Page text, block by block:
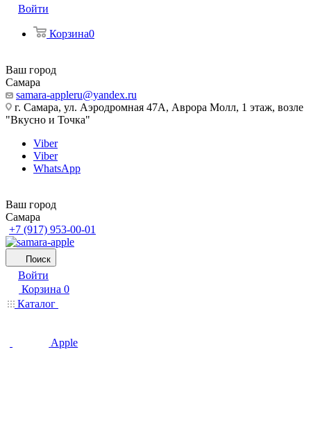
Войти
Корзина0
Ваш город
Самара
samara-appleru@yandex.ru
г. Самара, ул. Аэродромная 47А, Аврора Молл, 1 этаж, возле
"Вкусно и Точка"
Viber
Viber
WhatsApp
Ваш город
Самара
+7 (917) 953-00-01
Поиск
Войти
Корзина 0
Каталог
Apple